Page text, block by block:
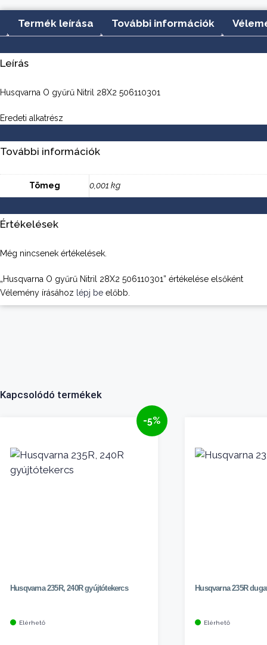
Termék leírása További információk
Leírás
Husqvarna O gyűrű Nitril 28X2 506110301
Eredeti alkatrész
További információk
Tömeg 0,001 kg
Értékelések
Még nincsenek értékelések.
„Husqvarna O gyűrű Nitril 28X2 506110301” értékelése elsőként
Vélemény írásához lépj be előbb.
Kapcsolódó termékek
-5%
Husqvarna 235R, 240R gyújtótekercs
Elérhető
Husqvarna 235R
Elérhető